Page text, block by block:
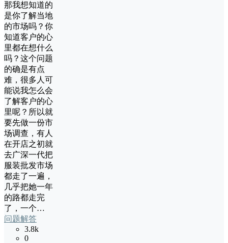
那我想知道的
是你了解当地
的市场吗？你
知道客户的心
里都在想什么
吗？这个问题
的确是有点
难，很多人可
能说我怎么会
了解客户的心
里呢？所以就
要先做一份市
场调查，有人
在开店之初就
去广深一代把
服装批发市场
都走了一遍，
几乎把她一年
的路都走完
了，一个…
问题解答
3.8k
0